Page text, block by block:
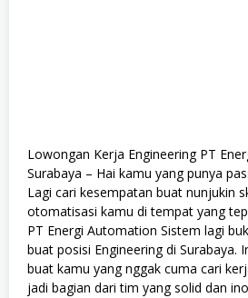
Lowongan Kerja Engineering PT
Surabaya – Hai kamu yang punya
Lagi cari kesempatan buat nunjukin
otomatisasi kamu di tempat yang
PT Energi Automation Sistem lagi
buat posisi Engineering di Surabaya.
buat kamu yang nggak cuma cari
jadi bagian dari tim yang solid dan